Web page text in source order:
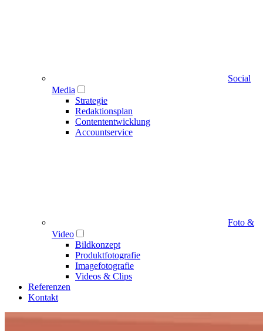
Social
Media
Strategie
Redaktionsplan
Contententwicklung
Accountservice
Foto &
Video
Bildkonzept
Produktfotografie
Imagefotografie
Videos & Clips
Referenzen
Kontakt